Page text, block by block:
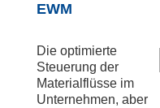
EWM
Die optimierte
Steuerung der
Materialflüsse im
Unternehmen, aber